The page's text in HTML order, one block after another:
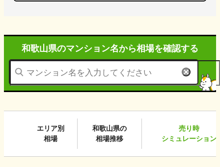
和歌山県のマンション名から相場を確認する
エリア別
相場
和歌山県の
相場推移
売り時
シミュレーション